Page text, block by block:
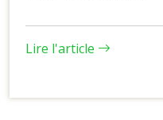
Lire l'article